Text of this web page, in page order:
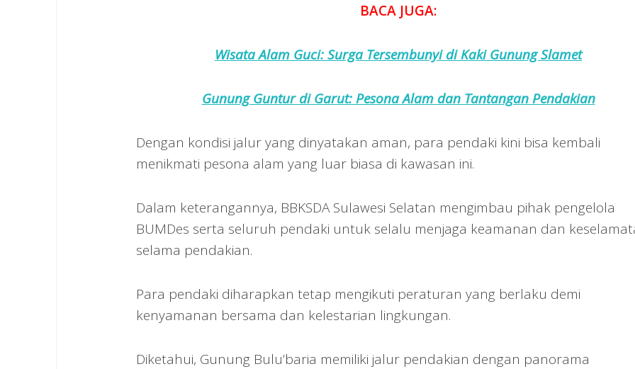
BACA JUGA:
Wisata Alam Guci: Surga Tersembunyi di Kaki Gunung Slamet
Gunung Guntur di Garut: Pesona Alam dan Tantangan Pendakian
Dengan kondisi jalur yang dinyatakan aman, para pendaki kini bisa kembali
menikmati pesona alam yang luar biasa di kawasan ini.
Dalam keterangannya, BBKSDA Sulawesi Selatan mengimbau pihak pengelola
BUMDes serta seluruh pendaki untuk selalu menjaga keamanan dan
selama pendakian.
Para pendaki diharapkan tetap mengikuti peraturan yang berlaku demi
kenyamanan bersama dan kelestarian lingkungan.
Diketahui, Gunung Bulu’baria memiliki jalur pendakian dengan panorama